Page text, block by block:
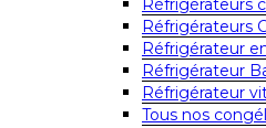
Réfrigérateurs
Réfrigérateurs
Réfrigérateur
Réfrigérateur
Réfrigérateur
Tous nos